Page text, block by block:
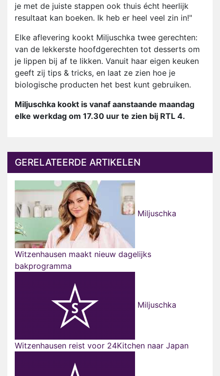
je met de juiste stappen ook thuis écht heerlijk
resultaat kan boeken. Ik heb er heel veel zin in!"
Elke aflevering kookt Miljuschka twee gerechten:
van de lekkerste hoofdgerechten tot desserts om
je lippen bij af te likken. Vanuit haar eigen keuken
geeft zij tips & tricks, en laat ze zien hoe je
biologische producten het best kunt gebruiken.
Miljuschka kookt is vanaf aanstaande maandag
elke werkdag om 17.30 uur te zien bij RTL 4.
GERELATEERDE ARTIKELEN
Miljuschka
Witzenhausen maakt nieuw dagelijks
bakprogramma
Miljuschka
Witzenhausen reist voor 24Kitchen naar Japan